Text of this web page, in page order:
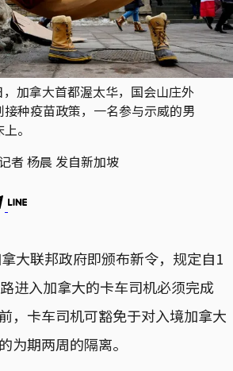
加拿大首都渥太华，国会山庄外
种疫苗政策，一名参与示威的男
。
者 杨晨 发自新加坡
大联邦政府即颁布新令，规定自1
进入加拿大的卡车司机必须完成
，卡车司机可豁免于对入境加拿大
为期两周的隔离。